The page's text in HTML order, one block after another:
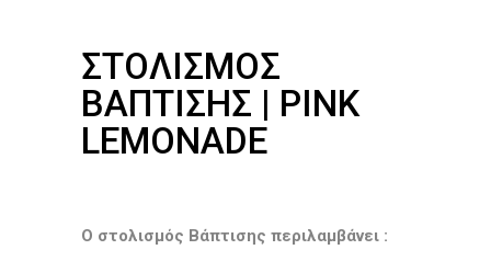
ΣΤΟΛΙΣΜΌΣ
ΒΆΠΤΙΣΗΣ | PINK
LEMONADE
Ο στολισμός Βάπτισης περιλαμβάνει :